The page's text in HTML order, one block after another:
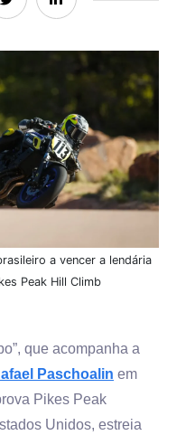
a vencer a lendária
Peak Hill Climb
que acompanha a
Paschoalin em
Pikes Peak
Unidos, estreia